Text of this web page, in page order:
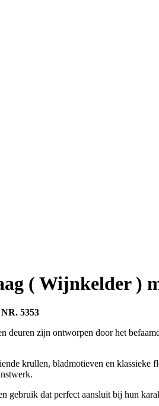
( Wijnkelder )
5353
deuren zijn ontworpen door het
krullen, bladmotieven en klassieke
gebruik dat perfect aansluit bij hun